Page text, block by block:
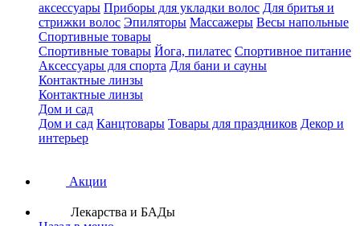
аксессуары Приборы для укладки волос Для бритья и
стрижки волос Эпиляторы Массажеры Весы напольные
Спортивные товары
Спортивные товары Йога, пилатес Спортивное питание
Аксессуары для спорта Для бани и сауны
Контактные линзы
Контактные линзы
Дом и сад
Дом и сад Канцтовары Товары для праздников Декор и
интерьер
Акции
Лекарства и БАДы